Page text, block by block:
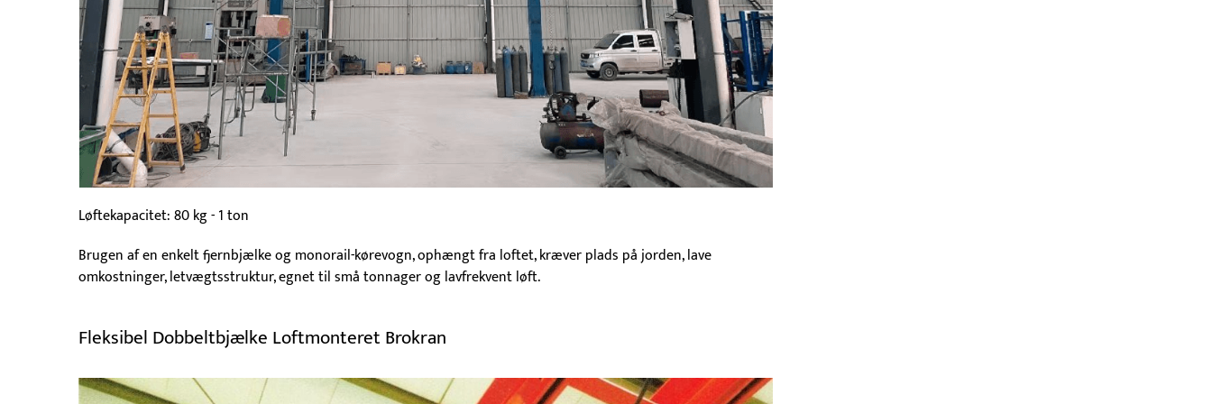
Løftekapacitet: 80 kg - 1 ton
Brugen af en enkelt fjernbjælke og monorail-kørevogn, ophængt fra loftet, kræver plads på jorden, lave
omkostninger, letvægtsstruktur, egnet til små tonnager og lavfrekvent løft.
Fleksibel Dobbeltbjælke Loftmonteret Brokran